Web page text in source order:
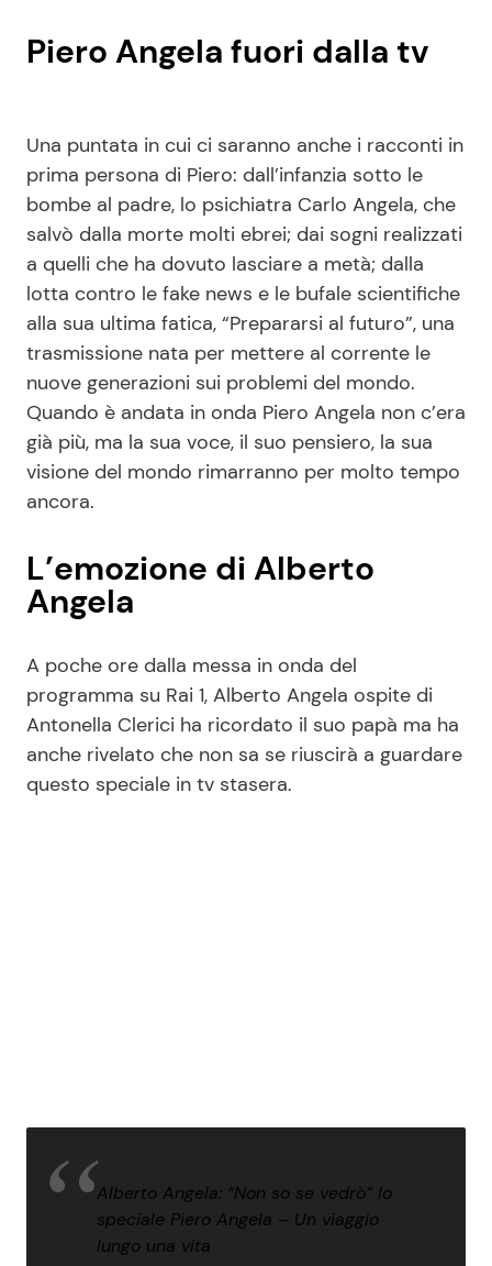
Piero Angela fuori dalla tv
Una puntata in cui ci saranno anche i racconti in
prima persona di Piero: dall’infanzia sotto le
bombe al padre, lo psichiatra Carlo Angela, che
salvò dalla morte molti ebrei; dai sogni realizzati
a quelli che ha dovuto lasciare a metà; dalla
lotta contro le fake news e le bufale scientifiche
alla sua ultima fatica, “Prepararsi al futuro”, una
trasmissione nata per mettere al corrente le
nuove generazioni sui problemi del mondo.
Quando è andata in onda Piero Angela non c’era
già più, ma la sua voce, il suo pensiero, la sua
visione del mondo rimarranno per molto tempo
ancora.
L’emozione di Alberto
Angela
A poche ore dalla messa in onda del
programma su Rai 1, Alberto Angela ospite di
Antonella Clerici ha ricordato il suo papà ma ha
anche rivelato che non sa se riuscirà a guardare
questo speciale in tv stasera.
Alberto Angela: “Non so se vedrò” lo
speciale Piero Angela – Un viaggio
lungo una vita